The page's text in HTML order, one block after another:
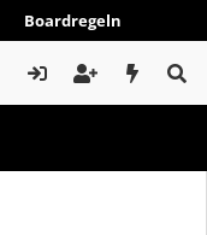
Boardregeln